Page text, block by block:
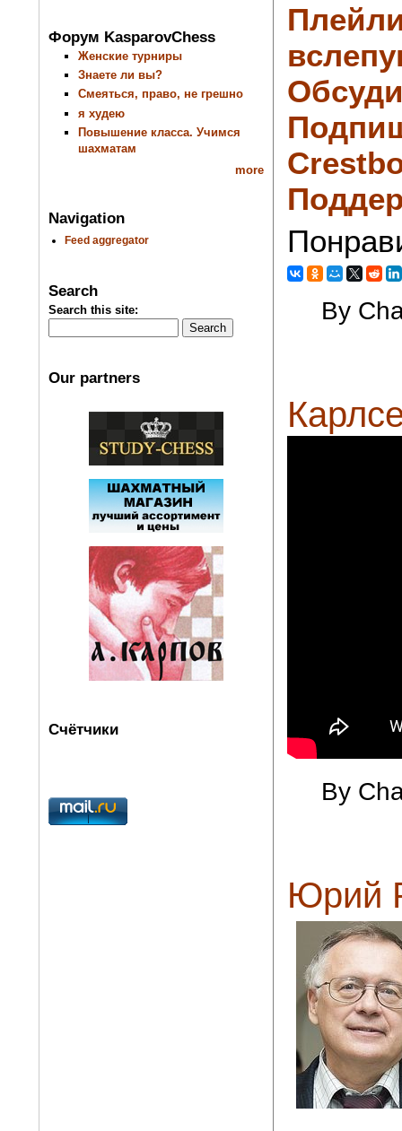
Форум KasparovChess
Женские турниры
Знаете ли вы?
Смеяться, право, не грешно
я худею
Повышение класса. Учимся
шахматам
more
Navigation
Feed aggregator
Search
Search this site:
Our partners
Счётчики
By
By
Юрий